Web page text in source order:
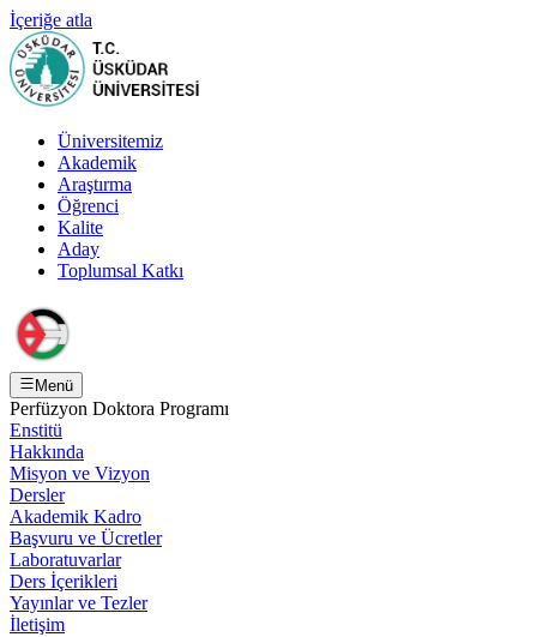
İçeriğe atla
Üniversitemiz
Akademik
Araştırma
Öğrenci
Kalite
Aday
Toplumsal Katkı
Menü
Perfüzyon Doktora Programı
Enstitü
Hakkında
Misyon ve Vizyon
Dersler
Akademik Kadro
Başvuru ve Ücretler
Laboratuvarlar
Ders İçerikleri
Yayınlar ve Tezler
İletişim